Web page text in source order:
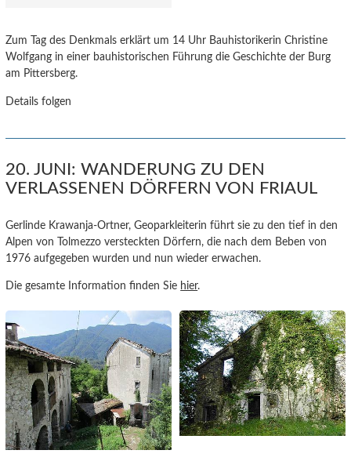
Zum Tag des Denkmals erklärt um 14 Uhr Bauhistorikerin Christine
Wolfgang in einer bauhistorischen Führung die Geschichte der Burg
am Pittersberg.
Details folgen
20. JUNI: WANDERUNG ZU DEN
VERLASSENEN DÖRFERN VON FRIAUL
Gerlinde Krawanja-Ortner, Geoparkleiterin führt sie zu den tief in den
Alpen von Tolmezzo versteckten Dörfern, die nach dem Beben von
1976 aufgegeben wurden und nun wieder erwachen.
Die gesamte Information finden Sie hier.